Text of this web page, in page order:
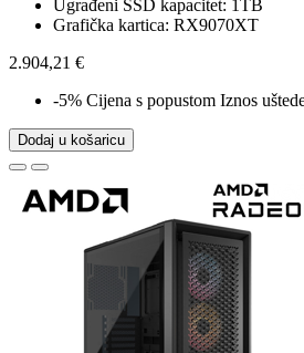
Ugrađeni SSD kapacitet: 1TB
Grafička kartica: RX9070XT
2.904,21 €
-5% Cijena s popustom Iznos
Dodaj u košaricu